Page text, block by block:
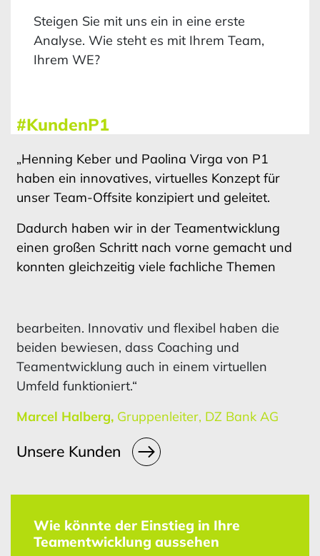
Steigen Sie mit uns ein in eine erste
Analyse. Wie steht es mit Ihrem Team,
Ihrem WE?
#KundenP1
„Henning Keber und Paolina Virga von P1
haben ein innovatives, virtuelles Konzept für
unser Team-Offsite konzipiert und geleitet.
Dadurch haben wir in der Teamentwicklung
einen großen Schritt nach vorne gemacht und
konnten gleichzeitig viele fachliche Themen
bearbeiten. Innovativ und flexibel haben die
beiden bewiesen, dass Coaching und
Teamentwicklung auch in einem virtuellen
Umfeld funktioniert.“
Marcel Halberg, Gruppenleiter, DZ Bank AG
Unsere Kunden
Wie könnte der Einstieg in Ihre
Teamentwicklung aussehen